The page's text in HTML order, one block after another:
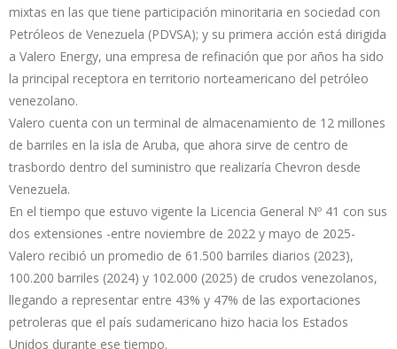
mixtas en las que tiene participación minoritaria en sociedad con
Petróleos de Venezuela (PDVSA); y su primera acción está dirigida
a Valero Energy, una empresa de refinación que por años ha sido
la principal receptora en territorio norteamericano del petróleo
venezolano.
Valero cuenta con un terminal de almacenamiento de 12 millones
de barriles en la isla de Aruba, que ahora sirve de centro de
trasbordo dentro del suministro que realizaría Chevron desde
Venezuela.
En el tiempo que estuvo vigente la Licencia General Nº 41 con sus
dos extensiones -entre noviembre de 2022 y mayo de 2025-
Valero recibió un promedio de 61.500 barriles diarios (2023),
100.200 barriles (2024) y 102.000 (2025) de crudos venezolanos,
llegando a representar entre 43% y 47% de las exportaciones
petroleras que el país sudamericano hizo hacia los Estados
Unidos durante ese tiempo.